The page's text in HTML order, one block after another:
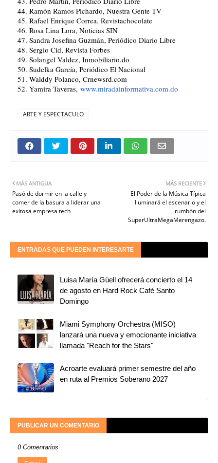
44. Ramón Ramos Pichardo, Nuestra Gente TV
45. Rafael Enrique Correa, Revistachocolate
46. Rosa Lina Lora, Noticias SIN
47. Sandra Josefina Guzmán, Periódico Diario Libre
48. Sergio Cid, Revista Forbes
49. Solangel Valdez, Inmobiliario.do
50. Sudelka García, Periódico El Nacional
51. Walddy Polanco, Crnewsrd.com
52. Yamira Taveras, www.miradainformativa.com.do
ARTE Y ESPECTACULO
MÁS RECIENTE
El Poder de la Música Típica
Iluminará el escenario y el
rumbón del
SuperUltraMegaMerengazo.
MÁS ANTIGUA
Pasó de dormir en la calle y
comer de la basura a liderar una
exitosa empresa tech
ENTRADAS QUE PUEDEN INTERESARTE
Luisa María Güell ofrecerá concierto el 14
de agosto en Hard Rock Café Santo
Domingo
Miami Symphony Orchestra (MISO)
lanzará una nueva y emocionante iniciativa
llamada "Reach for the Stars"
Acroarte evaluará primer semestre del año
en ruta al Premios Soberano 2027
PUBLICAR UN COMENTARIO
0 Comentarios